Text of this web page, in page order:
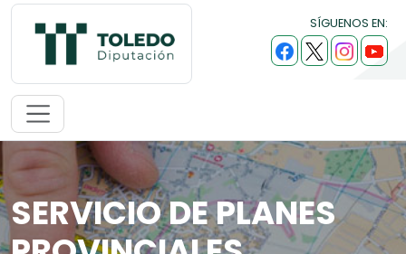
SÍGUENOS EN:
SERVICIO DE PLANES